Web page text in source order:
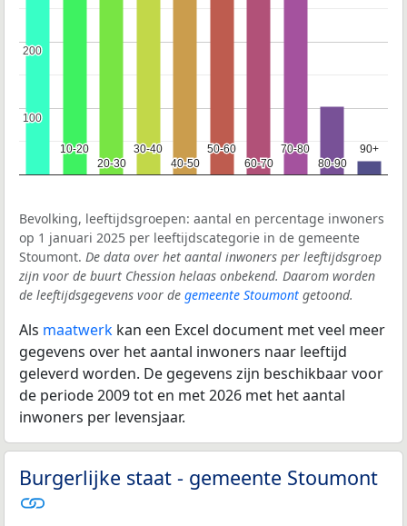
10-20
10-20
20-30
20-30
30-40
30-40
40-50
40-50
50-60
50-60
60-70
60-70
70-80
70-80
80-90
80-90
90+
90+
100
100
200
200
Bevolking, leeftijdsgroepen: aantal en percentage inwoners
op 1 januari 2025 per leeftijdscategorie in de gemeente
Stoumont. De data over het aantal inwoners per leeftijdsgroep
zijn voor de buurt Chession helaas onbekend. Daarom worden
de leeftijdsgegevens voor de gemeente Stoumont getoond.
Als maatwerk kan een Excel document met veel meer
gegevens over het aantal inwoners naar leeftijd
geleverd worden. De gegevens zijn beschikbaar voor
de periode 2009 tot en met 2026 met het aantal
inwoners per levensjaar.
Burgerlijke staat - gemeente Stoumont